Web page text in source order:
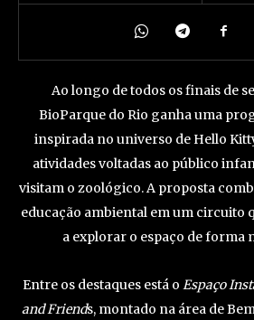
Ao longo de todos os finais de
BioParque do Rio ganha uma
inspirada no universo de Hello
atividades voltadas ao público
visitam o zoológico. A proposta
educação ambiental em um circuito
a explorar o espaço de forma
Entre os destaques está o Espaço
and Friends, montado na área de